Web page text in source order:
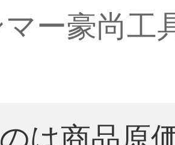
ー豪尚
は商品原